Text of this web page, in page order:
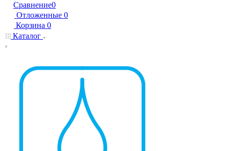
Сравнение0
Отложенные 0
Корзина 0
Каталог